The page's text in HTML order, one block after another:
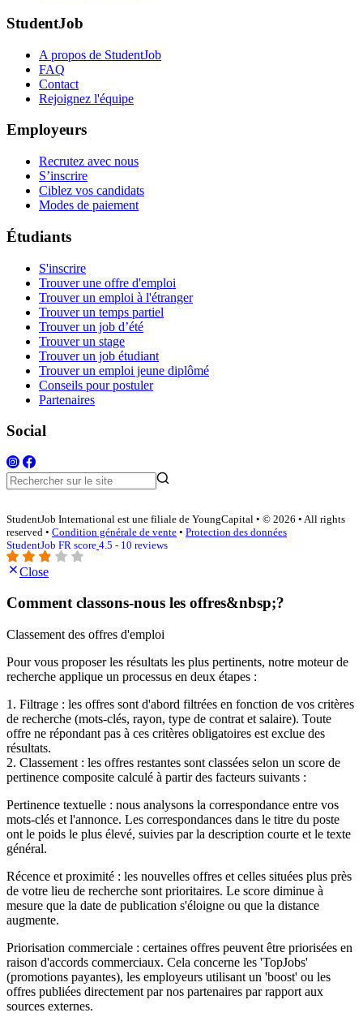
StudentJob
A propos de StudentJob
FAQ
Contact
Rejoignez l'équipe
Employeurs
Recrutez avec nous
S’inscrire
Ciblez vos candidats
Modes de paiement
Étudiants
S'inscrire
Trouver une offre d'emploi
Trouver un emploi à l'étranger
Trouver un temps partiel
Trouver un job d’été
Trouver un stage
Trouver un job étudiant
Trouver un emploi jeune diplômé
Conseils pour postuler
Partenaires
Social
StudentJob International est une filiale de YoungCapital • © 2026 • All rights
reserved • Condition générale de vente • Protection des données
StudentJob FR score 4.5 - 10 reviews
Close
Comment classons-nous les offres&nbsp;?
Classement des offres d'emploi
Pour vous proposer les résultats les plus pertinents, notre moteur de
recherche applique un processus en deux étapes :
1. Filtrage : les offres sont d'abord filtrées en fonction de vos critères
de recherche (mots-clés, rayon, type de contrat et salaire). Toute
offre ne répondant pas à ces critères obligatoires est exclue des
résultats.
2. Classement : les offres restantes sont classées selon un score de
pertinence composite calculé à partir des facteurs suivants :
Pertinence textuelle : nous analysons la correspondance entre vos
mots-clés et l'annonce. Les correspondances dans le titre du poste
ont le poids le plus élevé, suivies par la description courte et le texte
général.
Récence et proximité : les nouvelles offres et celles situées plus près
de votre lieu de recherche sont prioritaires. Le score diminue à
mesure que la date de publication s'éloigne ou que la distance
augmente.
Priorisation commerciale : certaines offres peuvent être priorisées en
raison d'accords commerciaux. Cela concerne les 'TopJobs'
(promotions payantes), les employeurs utilisant un 'boost' ou les
offres publiées directement par nos partenaires par rapport aux
sources externes.